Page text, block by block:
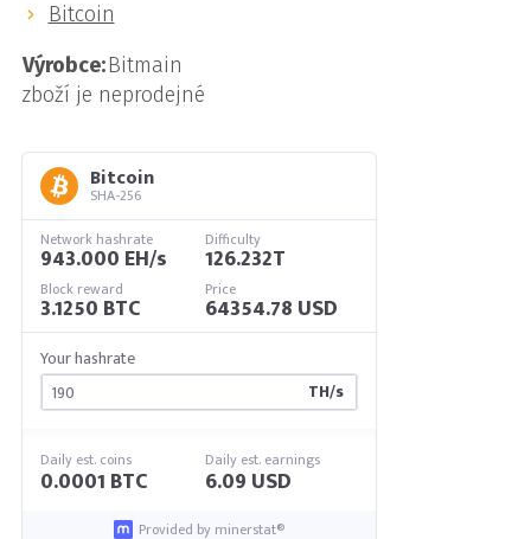
Bitcoin
Výrobce:Bitmain
zboží je neprodejné
Bitcoin
SHA-256
Network hashrate
943.000 EH/s
Difficulty
126.232T
Block reward
3.1250 BTC
Price
64354.78 USD
Your hashrate
TH/s
Daily est. coins
0.0001 BTC
Daily est. earnings
6.09 USD
Provided by minerstat®